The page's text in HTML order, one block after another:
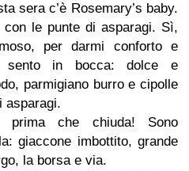
sera c’è Rosemary’s baby.
le punte di asparagi. Sì,
per darmi conforto e
sento in bocca: dolce e
parmigiano burro e cipolle
asparagi.
prima che chiuda! Sono
giaccone imbottito, grande
la borsa e via.